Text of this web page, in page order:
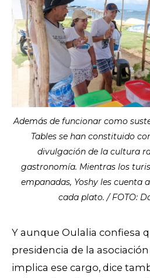
Además de funcionar como
Tables se han constituido
divulgación de la cultura
gastronomía. Mientras los
empanadas, Yoshy les cuenta
cada plato. / FOTO:
Y aunque Oulalia confiesa
presidencia de la
implica ese cargo, dice